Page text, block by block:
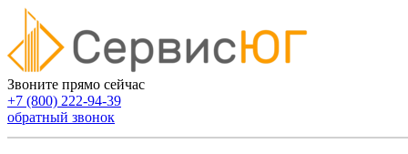
Звоните прямо сейчас
+7 (800) 222-94-39
обратный звонок